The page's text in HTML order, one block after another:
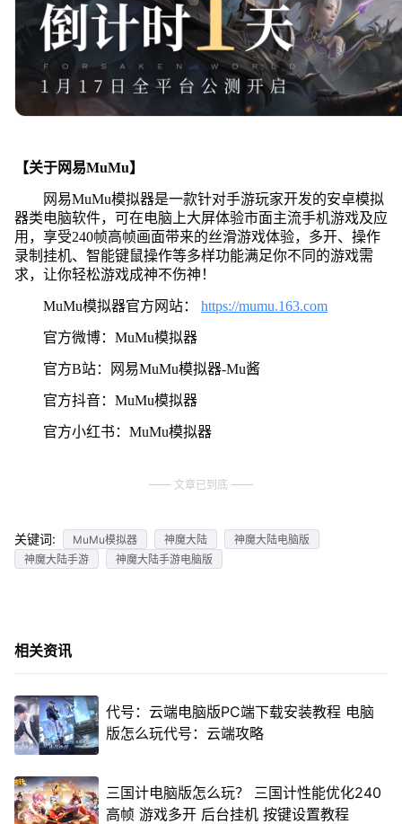
【关于网易MuMu】
网易MuMu模拟器是一款针对手游玩家开发的安卓模拟
器类电脑软件，可在电脑上大屏体验市面主流手机游戏及应
用，享受240帧高帧画面带来的丝滑游戏体验，多开、操作
录制挂机、智能键鼠操作等多样功能满足你不同的游戏需
求，让你轻松游戏成神不伤神！
MuMu模拟器官方网站： https://mumu.163.com
官方微博：MuMu模拟器
官方B站：网易MuMu模拟器-Mu酱
官方抖音：MuMu模拟器
官方小红书：MuMu模拟器
文章已到底
关键词: MuMu模拟器 神魔大陆
神魔大陆电脑版
神魔大陆手游
神魔大陆手游电脑版
相关资讯
代号：云端电脑版PC端下载安装教程 电脑
版怎么玩代号：云端攻略
三国计电脑版怎么玩？ 三国计性能优化240
高帧 游戏多开 后台挂机 按键设置教程